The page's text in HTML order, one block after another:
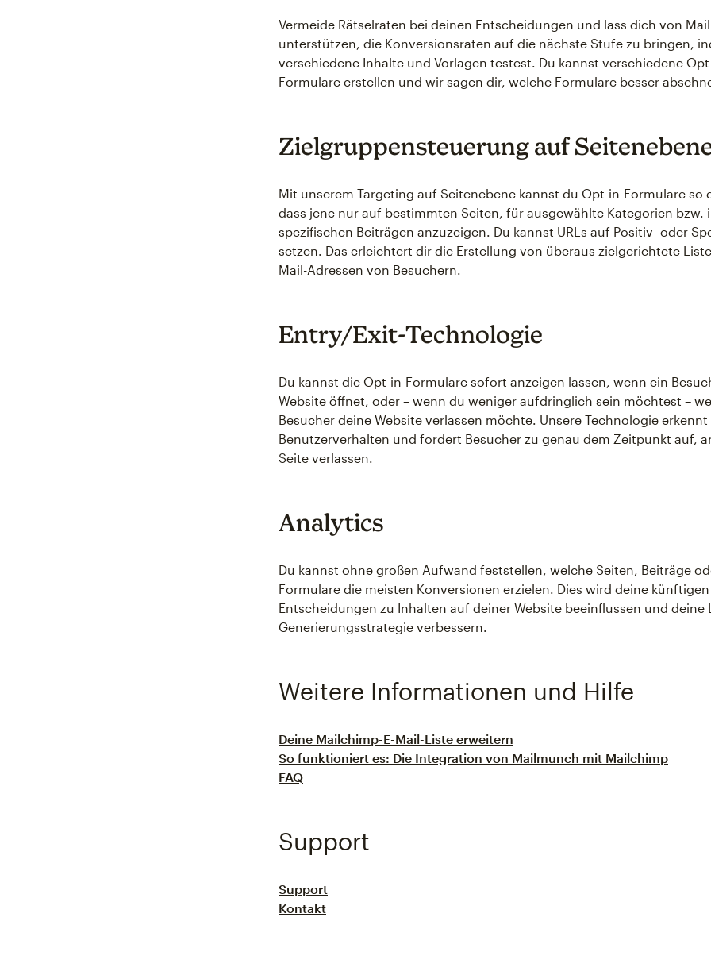
Vermeide Rätselraten bei deinen Entscheidungen und lass dich von
unterstützen, die Konversionsraten auf die nächste Stufe zu bringen,
verschiedene Inhalte und Vorlagen testest. Du kannst verschiedene
Formulare erstellen und wir sagen dir, welche Formulare besser
Zielgruppensteuerung auf
Mit unserem Targeting auf Seitenebene kannst du Opt-in-Formulare so
dass jene nur auf bestimmten Seiten, für ausgewählte Kategorien bzw.
spezifischen Beiträgen anzuzeigen. Du kannst URLs auf Positiv- oder
setzen. Das erleichtert dir die Erstellung von überaus zielgerichtete
Mail-Adressen von Besuchern.
Entry/Exit-Technologie
Du kannst die Opt-in-Formulare sofort anzeigen lassen, wenn ein
Website öffnet, oder – wenn du weniger aufdringlich sein möchtest –
Besucher deine Website verlassen möchte. Unsere Technologie erkennt
Benutzerverhalten und fordert Besucher zu genau dem Zeitpunkt auf,
Seite verlassen.
Analytics
Du kannst ohne großen Aufwand feststellen, welche Seiten, Beiträge
Formulare die meisten Konversionen erzielen. Dies wird deine künftigen
Entscheidungen zu Inhalten auf deiner Website beeinflussen und deine
Generierungsstrategie verbessern.
Weitere Informationen und Hilfe
Deine Mailchimp-E-Mail-Liste erweitern
So funktioniert es: Die Integration von Mailmunch mit Mailchimp
FAQ
Support
Support
Kontakt